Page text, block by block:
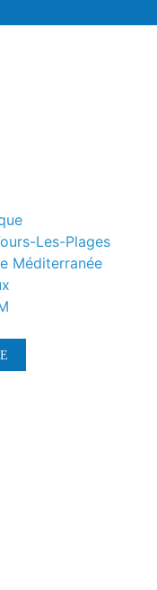
Les-Plages
Méditerranée